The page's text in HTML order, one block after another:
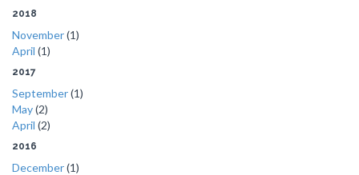
2018
November(1)
April (1)
2017
September(1)
May(2)
April (2)
2016
December(1)